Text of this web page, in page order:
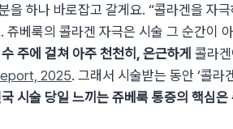
을 하나 바로잡고 갈게요. “콜라겐을 자
쥬베룩의 콜라겐 자극은 시술 그 순간이
수 주에 걸쳐 아주 천천히, 은근하게 콜라
2025. 그래서 시술받는 동안 ‘콜라
시술 당일 느끼는 쥬베룩 통증의 핵심